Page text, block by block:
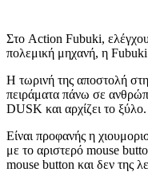
Στο Action Fubuki,
πολεμική μηχανή, η Fubuki
Η τωρινή της αποστολή
πειράματα πάνω σε
DUSK και αρχίζει το ξύλο.
Είναι προφανής η
με το αριστερό mouse
mouse button και δεν της